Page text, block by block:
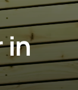
in